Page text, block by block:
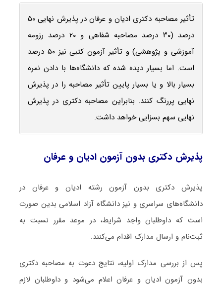
تأثیر مصاحبه دکتری ادیان و عرفان در پذیرش نهایی ۵۰
درصد (۳۰ درصد مصاحبه شفاهی و ۲۰ درصد رزومه
آموزشی و پژوهشی) و تأثیر آزمون کتبی نیز ۵۰ درصد
است. اما بسیار دیده شده که دانشگاه‌ها با دادن نمره
بسیار بالا و یا بسیار پایین تأثیر مصاحبه را در پذیرش
نهایی پررنگ کنند. بنابراین مصاحبه دکتری در پذیرش
نهایی سهم بسزایی خواهد داشت.
پذیرش دکتری بدون آزمون ادیان و عرفان
پذیرش دکتری بدون آزمون رشته ادیان و عرفان در
دانشگاه‌های سراسری و نیز دانشگاه آزاد اسلامی بدین صورت
است که داوطلبان واجد شرایط، در موعد مقرر نسبت به
ثبت‌نام و ارسال مدارک اقدام می‌کنند.
پس از بررسی مدارک اولیه، نتایج دعوت به مصاحبه دکتری
بدون آزمون ادیان و عرفان اعلام می‌شود و داوطلبان لازم